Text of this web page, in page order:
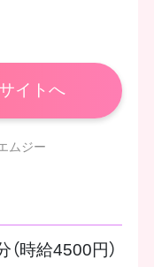
イトへ
ムジー
（時給4500円）